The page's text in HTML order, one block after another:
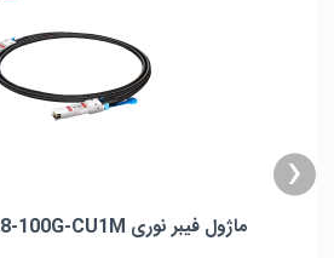
ماژول فیبر نوری Cisco QSFP28-100G-CU1M
‹